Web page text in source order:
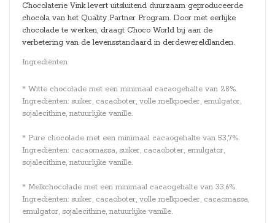
Chocolaterie Vink levert uitsluitend duurzaam geproduceerde
chocola van het Quality Partner Program. Door met eerlijke
chocolade te werken, draagt Choco World bij aan de
verbetering van de levensstandaard in derdewereldlanden.
Ingrediënten
* Witte chocolade met een minimaal cacaogehalte van 28%.
Ingrediënten: suiker, cacaoboter, volle melkpoeder, emulgator,
sojalecithine, natuurlijke vanille.
* Pure chocolade met een minimaal cacaogehalte van 53,7%.
Ingrediënten: cacaomassa, suiker, cacaoboter, emulgator,
sojalecithine, natuurlijke vanille.
* Melkchocolade met een minimaal cacaogehalte van 33,6%.
Ingrediënten: suiker, cacaoboter, volle melkpoeder, cacaomassa,
emulgator, sojalecithine, natuurlijke vanille.